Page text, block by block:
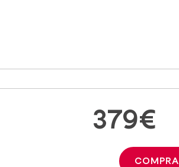
379€
COMPRA